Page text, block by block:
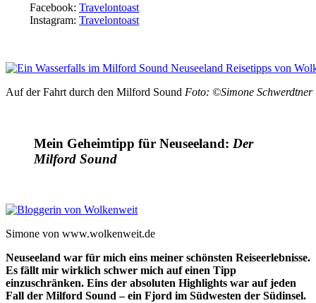
Facebook: Travelontoast
Instagram: Travelontoast
Auf der Fahrt durch den Milford Sound Foto: ©Simone Schwerdtner
Mein Geheimtipp für Neuseeland: Der
Milford Sound
Simone von www.wolkenweit.de
Neuseeland war für mich eins meiner schönsten Reiseerlebnisse.
Es fällt mir wirklich schwer mich auf einen Tipp
einzuschränken. Eins der absoluten Highlights war auf jeden
Fall der Milford Sound – ein Fjord im Südwesten der Südinsel.